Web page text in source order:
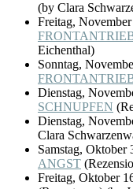
(by Clara
Freitag,
Eichenthal)
Sonntag,
Dienstag,
SCHNUPFEN (
Dienstag,
Clara
Samstag, Oktober
ANGST (
Freitag, Oktober